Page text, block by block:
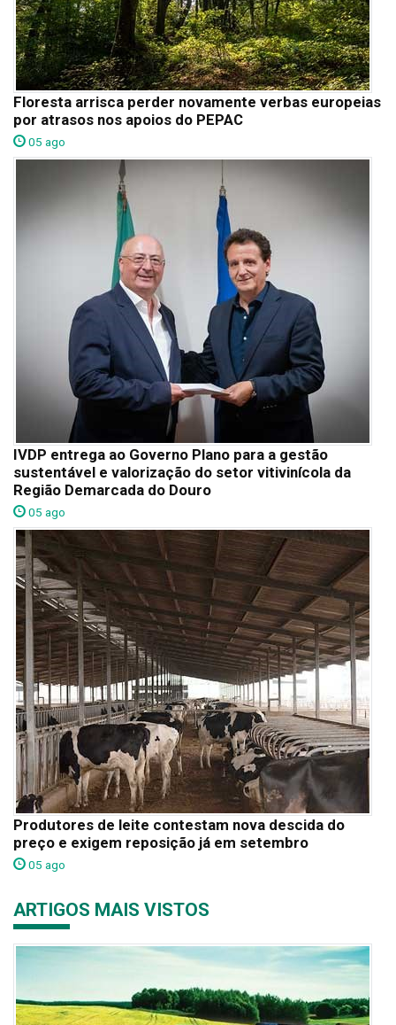
Floresta arrisca perder novamente verbas europeias
por atrasos nos apoios do PEPAC
05 ago
IVDP entrega ao Governo Plano para a gestão
sustentável e valorização do setor vitivinícola da
Região Demarcada do Douro
05 ago
Produtores de leite contestam nova descida do
preço e exigem reposição já em setembro
05 ago
ARTIGOS MAIS VISTOS